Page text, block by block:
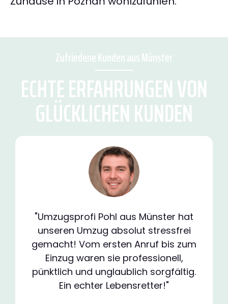
Zufriedene Kunden aus Münster
ECHTE ERFAHRUNGEN VON
GLÜCKLICHEN KUNDEN
"Umzugsprofi Pohl aus Münster hat
unseren Umzug absolut stressfrei
gemacht! Vom ersten Anruf bis zum
Einzug waren sie professionell,
pünktlich und unglaublich sorgfältig.
Ein echter Lebensretter!"